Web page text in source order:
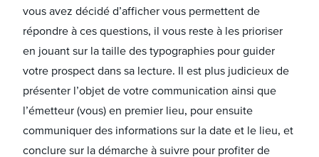
vous avez décidé d’afficher vous permettent de
répondre à ces questions, il vous reste à les prioriser
en jouant sur la taille des typographies pour guider
votre prospect dans sa lecture. Il est plus judicieux de
présenter l’objet de votre communication ainsi que
l’émetteur (vous) en premier lieu, pour ensuite
communiquer des informations sur la date et le lieu, et
conclure sur la démarche à suivre pour profiter de